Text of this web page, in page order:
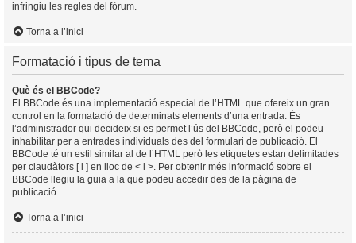
infringiu les regles del fòrum.
Torna a l’inici
Formatació i tipus de tema
Què és el BBCode?
El BBCode és una implementació especial de l’HTML que ofereix un gran
control en la formatació de determinats elements d’una entrada. És
l’administrador qui decideix si es permet l’ús del BBCode, però el podeu
inhabilitar per a entrades individuals des del formulari de publicació. El
BBCode té un estil similar al de l’HTML però les etiquetes estan delimitades
per claudàtors [ i ] en lloc de < i >. Per obtenir més informació sobre el
BBCode llegiu la guia a la que podeu accedir des de la pàgina de
publicació.
Torna a l’inici